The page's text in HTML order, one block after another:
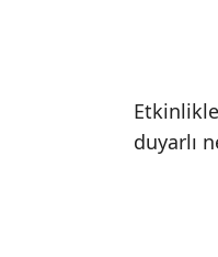
duyarlı